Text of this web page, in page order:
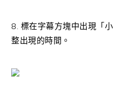
8. 標在字幕方塊中出現「
整出現的時間。